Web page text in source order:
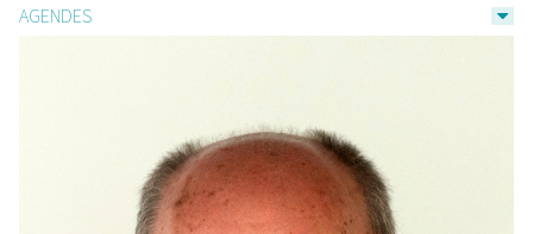
AGENDES